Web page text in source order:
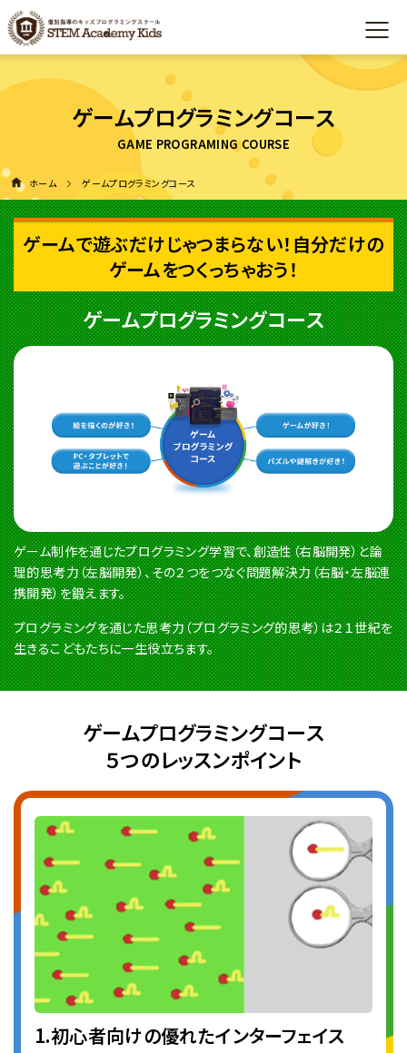
ゲームプログラミングコース
ホーム ゲームプログラミングコース
ゲームで遊ぶだけじゃつまらない！自分だけの
ゲームをつくっちゃおう！
ゲームプログラミングコース
ゲーム制作を通じたプログラミング学習で、創造性（右脳開発）と論
理的思考力（左脳開発）、その２つをつなぐ問題解決力（右脳・左脳連
携開発）を鍛えます。
プログラミングを通じた思考力（プログラミング的思考）は２１世紀を
生きるこどもたちに一生役立ちます。
ゲームプログラミングコース
５つのレッスンポイント
1.初心者向けの優れたインターフェイス